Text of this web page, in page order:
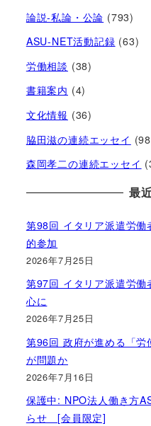
論説-私論・公論 (793)
ASU-NET活動記録 (63)
労働相談 (38)
書籍案内 (4)
文化情報 (36)
脇田滋の連続エッセイ
森岡孝二の連続エッセイ
最
第98回 イタリア派遣労
的参加
2026年7月25日
第97回 イタリア派遣労
心に
2026年7月25日
第96回 政府が進める「
が問題か
2026年7月16日
保護中: NPO法人働き方
らせ [会員限定]